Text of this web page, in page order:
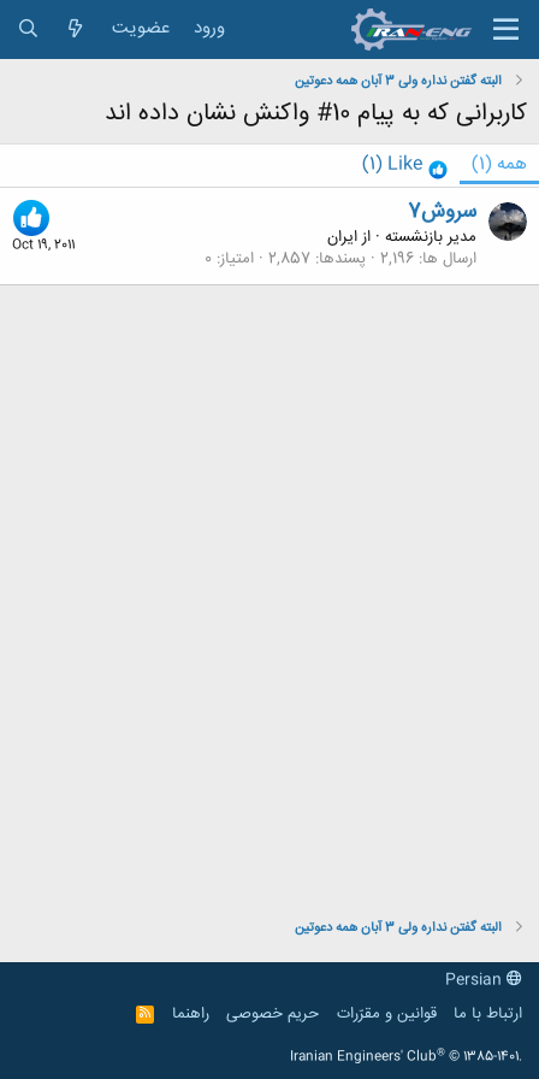
ورود عضویت
البته گفتن نداره ولی 3 آبان همه دعوتین
کاربرانی که به پیام 10# واکنش نشان داده اند
همه (1)
Like
(1)
Oct 19, 2011
سروش7
مدیر بازنشسته · ازایران
ارسال ها 2,196 پسندها 2,857 امتیاز 0
البته گفتن نداره ولی 3 آبان همه دعوتین
ارتباط با ما
قوانین و مقرّرات حریم خصوصی راهنما
R
S
Iranian Engineers' Club® © 1385-1401.